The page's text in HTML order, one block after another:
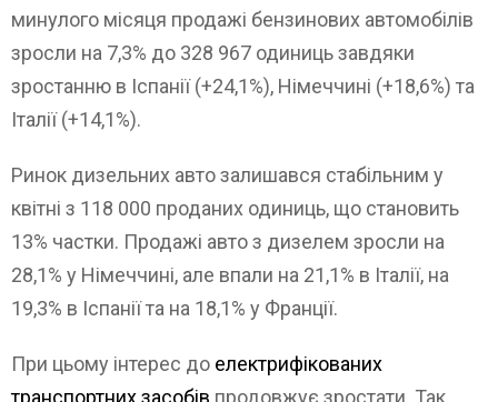
минулого місяця продажі бензинових автомобілів
зросли на 7,3% до 328 967 одиниць завдяки
зростанню в Іспанії (+24,1%), Німеччині (+18,6%) та
Італії (+14,1%).
Ринок дизельних авто залишався стабільним у
квітні з 118 000 проданих одиниць, що становить
13% частки. Продажі авто з дизелем зросли на
28,1% у Німеччині, але впали на 21,1% в Італії, на
19,3% в Іспанії та на 18,1% у Франції.
При цьому інтерес до електрифікованих
транспортних засобів продовжує зростати. Так,